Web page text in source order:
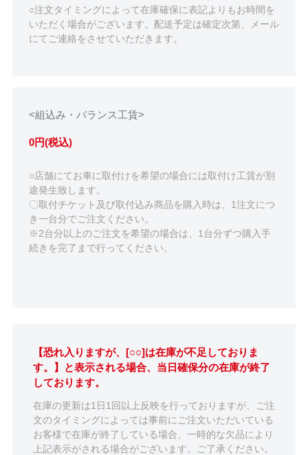
○注文タイミングによって在庫確保に表記よりもお時間を
いただく場合がございます。配送予定は確定次第、メール
にてご連絡をさせていただきます。
<組込み・バランス工賃>
0円(税込)
○店舗にてお車に取付けを希望の場合には取付け工賃が別
途発生致します。
〇取付チケット及び取付込み商品を購入時は、1注文につ
き一台分でご注文ください。
※2台分以上のご注文を希望の場合は、1台分ずつ購入手
続きを完了まで行ってください。
【恐れ入りますが、[○○]は在庫が不足しておりま
す。】と表示される場合、当日確保分の在庫が終了
しております。
在庫の更新は1日1回以上反映を行っておりますが、ご注
文のタイミングによっては事前にご注文いただいている
お客様で在庫が終了している場合、一時的な欠品により
上記表示がされる場合がございます。ご了承ください。